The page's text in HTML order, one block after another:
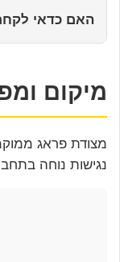
האם כדאי
מיקום
מצודת פראג
נגישות נוחה